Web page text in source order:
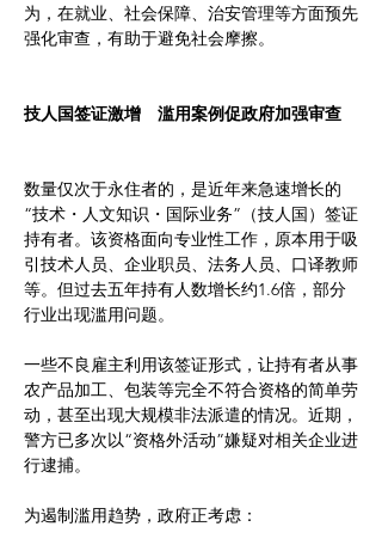
为，在就业、社会保障、治安管理等方面预先
强化审查，有助于避免社会摩擦。
技人国签证激增　滥用案例促政府加强审查
数量仅次于永住者的，是近年来急速增长的
“技术・人文知识・国际业务”（技人国）签证
持有者。该资格面向专业性工作，原本用于吸
引技术人员、企业职员、法务人员、口译教师
等。但过去五年持有人数增长约1.6倍，部分
行业出现滥用问题。
一些不良雇主利用该签证形式，让持有者从事
农产品加工、包装等完全不符合资格的简单劳
动，甚至出现大规模非法派遣的情况。近期，
警方已多次以“资格外活动”嫌疑对相关企业进
行逮捕。
为遏制滥用趋势，政府正考虑：